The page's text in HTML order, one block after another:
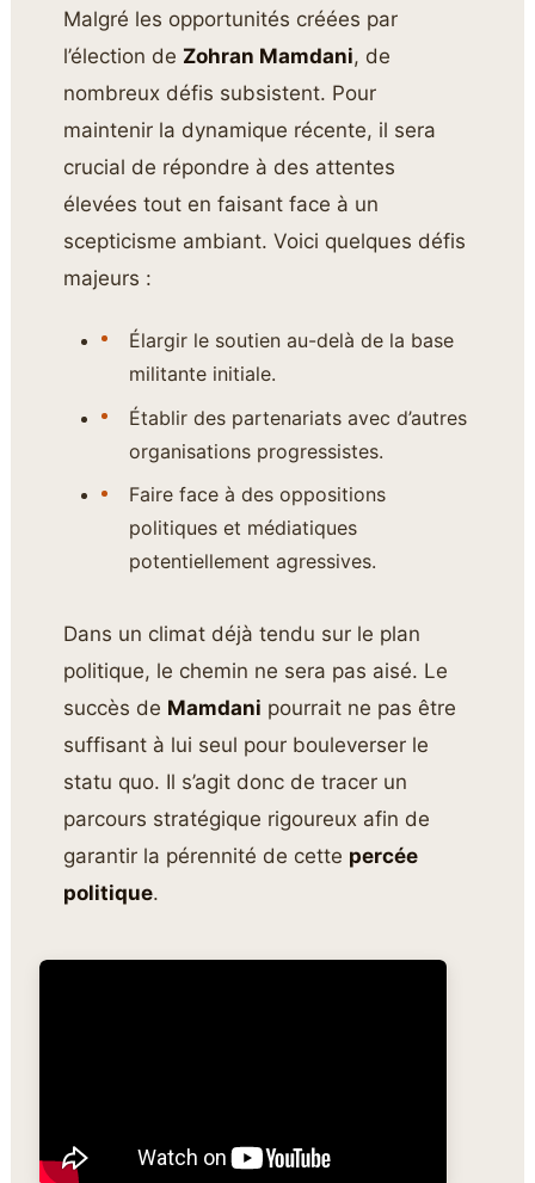
Malgré les opportunités créées par
l’élection de Zohran Mamdani, de
nombreux défis subsistent. Pour
maintenir la dynamique récente, il sera
crucial de répondre à des attentes
élevées tout en faisant face à un
scepticisme ambiant. Voici quelques défis
majeurs :
Élargir le soutien au-delà de la base
militante initiale.
Établir des partenariats avec d’autres
organisations progressistes.
Faire face à des oppositions
politiques et médiatiques
potentiellement agressives.
Dans un climat déjà tendu sur le plan
politique, le chemin ne sera pas aisé. Le
succès de Mamdani pourrait ne pas être
suffisant à lui seul pour bouleverser le
statu quo. Il s’agit donc de tracer un
parcours stratégique rigoureux afin de
garantir la pérennité de cette percée
politique.